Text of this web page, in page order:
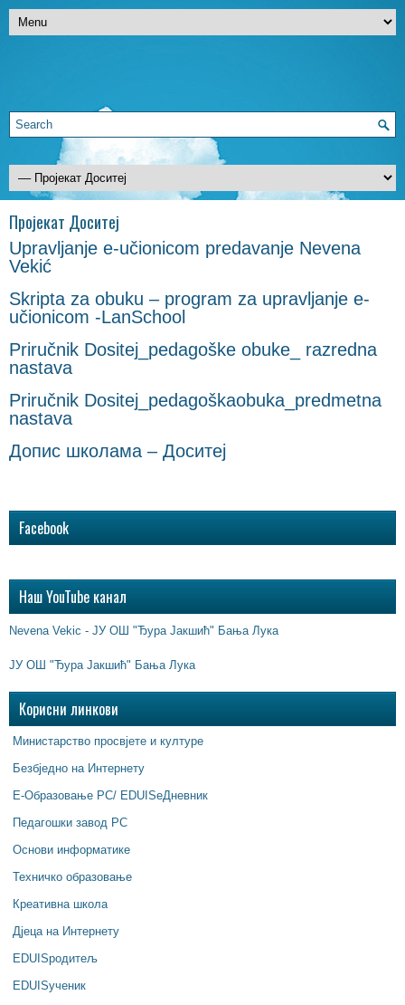
Пројекат Доситеј
Upravljanje e-učionicom predavanje Nevena
Vekić
Skripta za obuku – program za upravljanje e-
učionicom -LanSchool
Priručnik Dositej_pedagoške obuke_ razredna
nastava
Priručnik Dositej_pedagoškaobuka_predmetna
nastava
Допис школама – Доситеј
Facebook
Наш YouTube канал
Nevena Vekic - ЈУ ОШ "Ђура Јакшић" Бања Лука
ЈУ ОШ "Ђура Јакшић" Бања Лука
Корисни линкови
Министарство просвјете и културе
Безбједно на Интернету
Е-Образовање РС/ EDUISeДневник
Педагошки завод РС
Основи информатике
Техничко образовање
Креативна школа
Дјеца на Интернету
EDUISродитељ
EDUISученик